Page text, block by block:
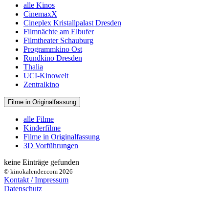
alle Kinos
CinemaxX
Cineplex Kristallpalast Dresden
Filmnächte am Elbufer
Filmtheater Schauburg
Programmkino Ost
Rundkino Dresden
Thalia
UCI-Kinowelt
Zentralkino
Filme in Originalfassung
alle Filme
Kinderfilme
Filme in Originalfassung
3D Vorführungen
keine Einträge gefunden
© kinokalender.com 2026
Kontakt / Impressum
Datenschutz